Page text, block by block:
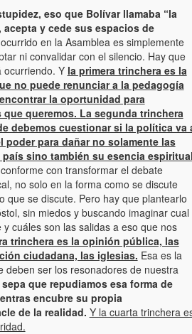
eso que Bolívar llamaba “la
y cede sus espacios de
en la Asamblea es simplemente
ni convalidar con el silencio. Hay que
ocurriendo. Y la primera trinchera es la
no puede renunciar a la pedagogía
la oportunidad para
queremos. La segunda trinchera
debemos cuestionar si la política va
poder para dañar no solamente las
sino también su esencia
con transformar el debate
no solo en la forma como se discute
que se discute. Pero hay que plantearlo
sin miedos y buscando imaginar cual
cuáles son las salidas a eso que nos
trinchera es la opinión pública, las
ciudadana, las iglesias. Esa es la
deben ser los resonadores de nuestra
que repudiamos esa forma de
encubre su propia
de la realidad. Y la cuarta trinchera